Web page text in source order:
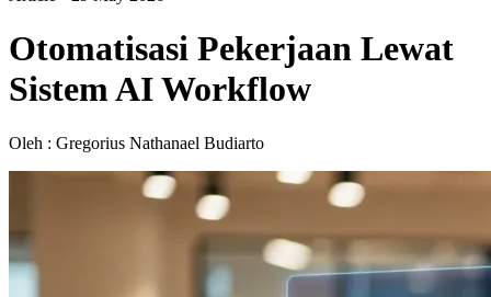
Otomatisasi Pekerjaan Lewat
Sistem AI Workflow
Oleh : Gregorius Nathanael Budiarto